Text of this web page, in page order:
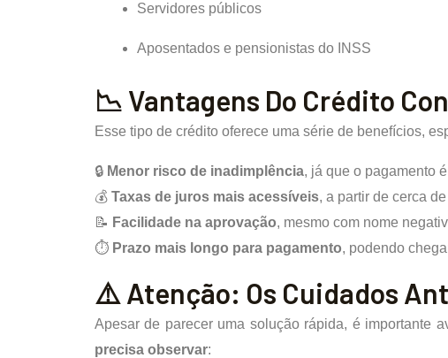
Servidores públicos
Aposentados e pensionistas do INSS
📉 Vantagens Do Crédito
Esse tipo de crédito oferece uma série de benefícios,
🔒 Menor risco de inadimplência, já que o pagamento
💰 Taxas de juros mais acessíveis, a partir de cerca
📝 Facilidade na aprovação, mesmo com nome
⏱ Prazo mais longo para pagamento, podendo
⚠️ Atenção: Os Cuidados
Apesar de parecer uma solução rápida, é importante
precisa observar: